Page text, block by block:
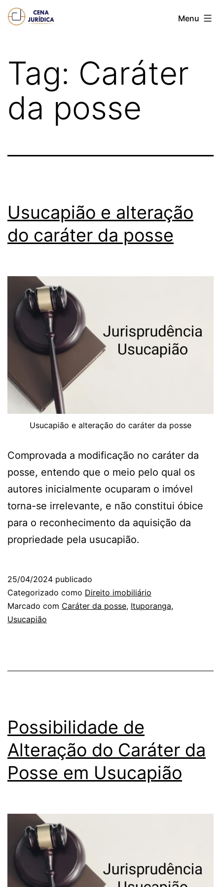
Pular
para
conteúdo
Cena
Menu
Tag: Caráter
da posse
Usucapião e alteração
do caráter da posse
Usucapião e alteração do caráter da posse
Comprovada a modificação no caráter da
posse, entendo que o meio pelo qual os
autores inicialmente ocuparam o imóvel
torna-se irrelevante, e não constitui óbice
para o reconhecimento da aquisição da
propriedade pela usucapião.
25/04/2024 publicado
Categorizado como Direito imobiliário
Marcado com Caráter da posse, Ituporanga,
Usucapião
Possibilidade de
Alteração do Caráter da
Posse em Usucapião